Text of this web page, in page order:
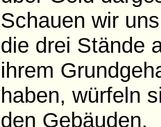
Schauen wir
die drei Stände
ihrem
haben, würfeln
den Gebäuden.